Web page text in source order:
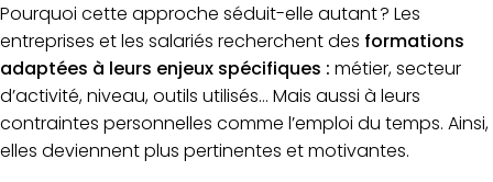
Pourquoi cette approche séduit-elle autant ? Les
entreprises et les salariés recherchent des formations
adaptées à leurs enjeux spécifiques : métier, secteur
d’activité, niveau, outils utilisés… Mais aussi à leurs
contraintes personnelles comme l’emploi du temps. Ainsi,
elles deviennent plus pertinentes et motivantes.